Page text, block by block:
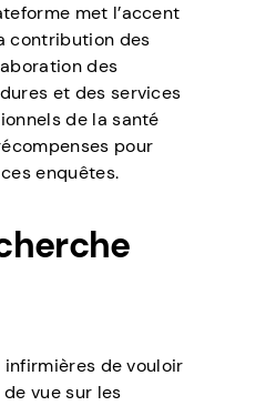
met l’accent
contribution des
des
et des services
de la santé
pour
enquêtes.
de vouloir
vue sur les